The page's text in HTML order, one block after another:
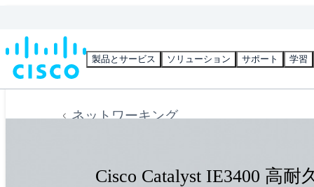
製品とサービス ソリューション サポート 学習
ネットワーキング
Cisco Catalyst IE3400 高